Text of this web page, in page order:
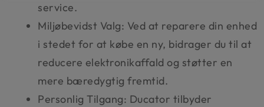
service.
Miljøbevidst Valg: Ved at reparere din enhed
i stedet for at købe en ny, bidrager du til at
reducere elektronikaffald og støtter en
mere bæredygtig fremtid.
Personlig Tilgang: Ducator tilbyder